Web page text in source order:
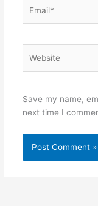
Save my name,
next time I